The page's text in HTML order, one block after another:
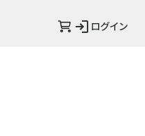
ログイン